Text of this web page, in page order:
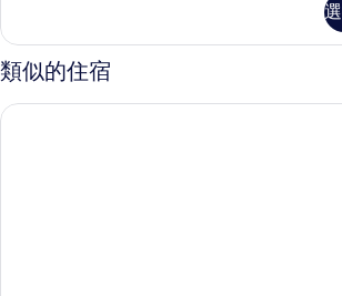
臥
室
的
所
客
房,
2
臥
類似的住宿
拉羅馬汽車旅館